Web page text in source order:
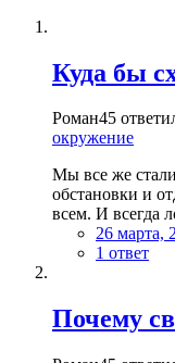
Куда бы
Роман45
окружение
Мы все же
обстановки и
всем. И всегда
26 марта,
1 ответ
Почему